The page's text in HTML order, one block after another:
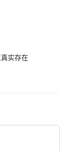
实存在